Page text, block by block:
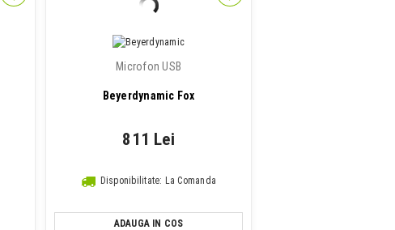
Microfon USB
Beyerdynamic Fox
811 Lei
Disponibilitate: La Comanda
ADAUGA IN COS